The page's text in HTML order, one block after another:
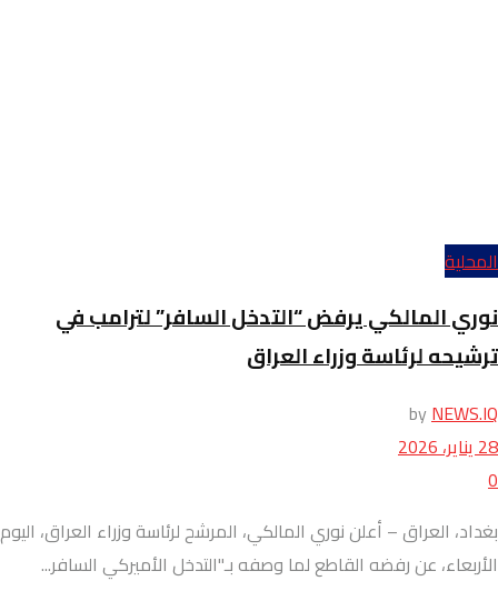
المحلية
نوري المالكي يرفض “التدخل السافر” لترامب في
ترشيحه لرئاسة وزراء العراق
byNEWS.IQ
28 يناير، 2026
0
بغداد، العراق – أعلن نوري المالكي، المرشح لرئاسة وزراء العراق، اليوم
الأربعاء، عن رفضه القاطع لما وصفه بـ"التدخل الأميركي السافر...